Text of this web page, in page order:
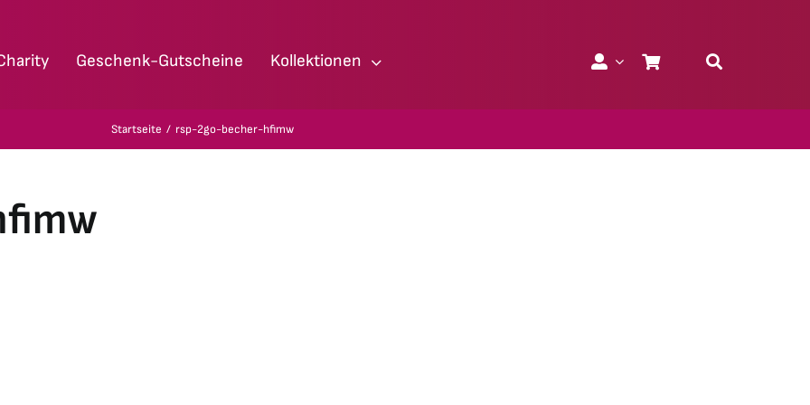
Geschenk-Gutscheine Kollektionen
Startseite rsp-2go-becher-hfimw